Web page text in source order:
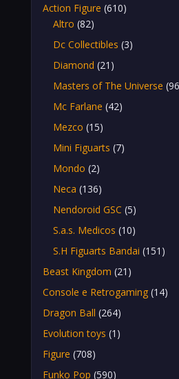
Action Figure (610)
Altro (82)
Dc Collectibles (3)
Diamond (21)
Masters of The Universe
Mc Farlane (42)
Mezco (15)
Mini Figuarts (7)
Mondo (2)
Neca (136)
Nendoroid GSC (5)
S.a.s. Medicos (10)
S.H Figuarts Bandai (151)
Beast Kingdom (21)
Console e Retrogaming (14)
Dragon Ball (264)
Evolution toys (1)
Figure (708)
Funko Pop (590)